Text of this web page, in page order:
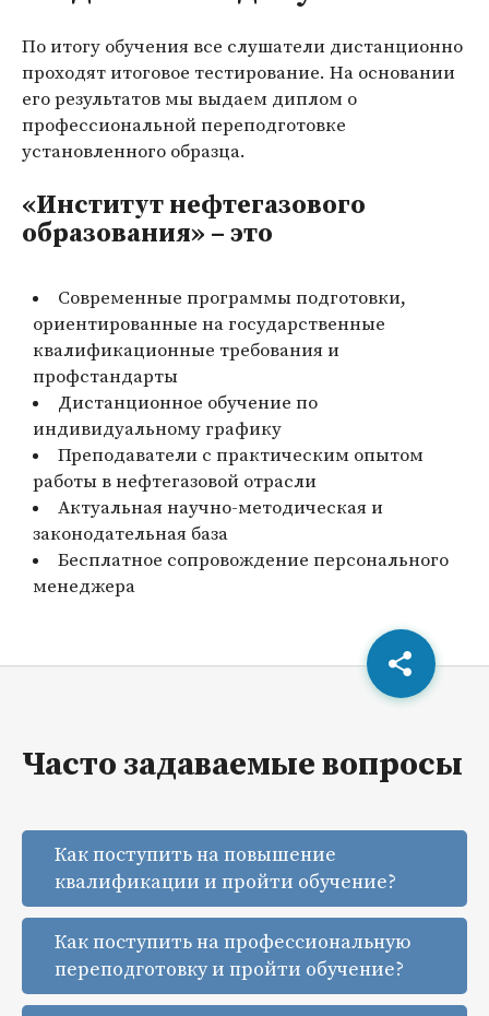
По итогу обучения все слушатели дистанционно
проходят итоговое тестирование. На основании
его результатов мы выдаем диплом о
профессиональной переподготовке
установленного образца.
«Институт нефтегазового
образования» – это
Современные программы подготовки,
ориентированные на государственные
квалификационные требования и
профстандарты
Дистанционное обучение по
индивидуальному графику
Преподаватели с практическим опытом
работы в нефтегазовой отрасли
Актуальная научно-методическая и
законодательная база
Бесплатное сопровождение персонального
менеджера
Часто задаваемые вопросы
Как поступить на повышение
квалификации и пройти обучение?
Как поступить на профессиональную
переподготовку и пройти обучение?